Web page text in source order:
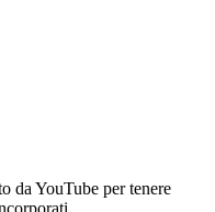
da YouTube per tenere